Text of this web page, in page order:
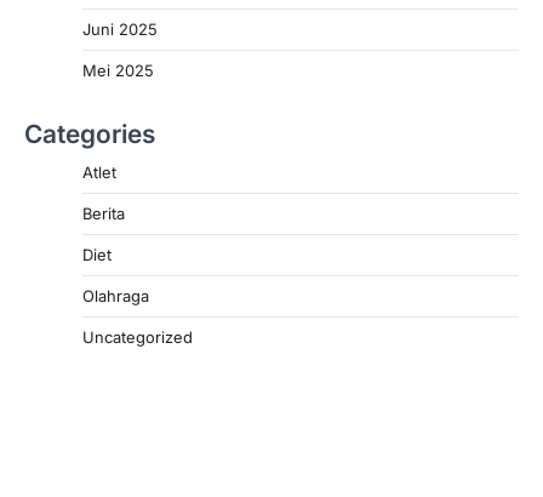
Juni 2025
Mei 2025
Categories
Atlet
Berita
Diet
Olahraga
Uncategorized